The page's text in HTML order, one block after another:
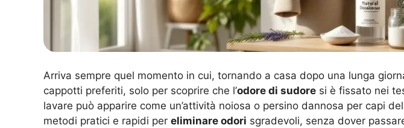
Arriva sempre quel momento in cui, tornando a casa dopo una lunga
cappotti preferiti, solo per scoprire che l’odore di sudore si è fissato nei
lavare può apparire come un’attività noiosa o persino dannosa per capi
metodi pratici e rapidi per eliminare odori sgradevoli, senza dover